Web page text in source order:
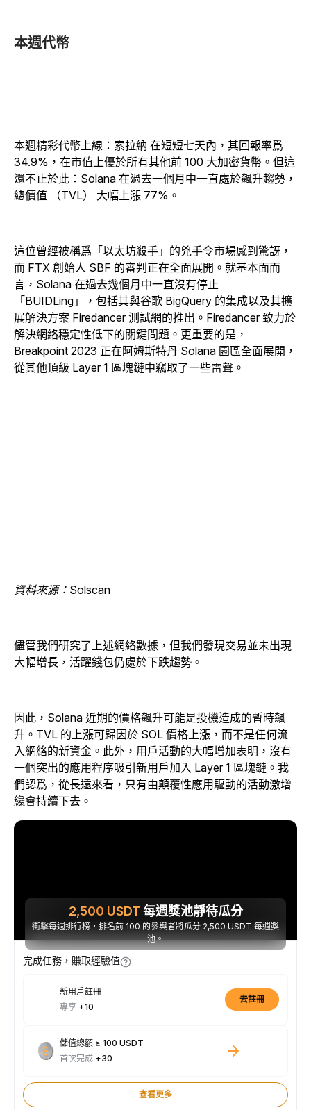
本週代幣
本週精彩代幣上線：索拉納 在短短七天內，其回報率爲
34.9%，在市值上優於所有其他前 100 大加密貨幣。但這
還不止於此：Solana 在過去一個月中一直處於飆升趨勢，
總價值 （TVL） 大幅上漲 77%。
這位曾經被稱爲「以太坊殺手」的兇手令市場感到驚訝，
而 FTX 創始人 SBF 的審判正在全面展開。就基本面而
言，Solana 在過去幾個月中一直沒有停止
「BUIDLing」，包括其與谷歌 BigQuery 的集成以及其擴
展解決方案 Firedancer 測試網的推出。Firedancer 致力於
解決網絡穩定性低下的關鍵問題。更重要的是，
Breakpoint 2023 正在阿姆斯特丹 Solana 園區全面展開，
從其他頂級 Layer 1 區塊鏈中竊取了一些雷聲。
資料來源：Solscan
儘管我們研究了上述網絡數據，但我們發現交易並未出現
大幅增長，活躍錢包仍處於下跌趨勢。
因此，Solana 近期的價格飆升可能是投機造成的暫時飆
升。TVL 的上漲可歸因於 SOL 價格上漲，而不是任何流
入網絡的新資金。此外，用戶活動的大幅增加表明，沒有
一個突出的應用程序吸引新用戶加入 Layer 1 區塊鏈。我
們認爲，從長遠來看，只有由顛覆性應用驅動的活動激增
纔會持續下去。
2,500 USDT 每週獎池靜待瓜分
衝擊每週排行榜，排名前 100 的參與者將瓜分 2,500 USDT 每週獎
池。
完成任務，賺取經驗值
新用戶註冊
專享 +10
去註冊
儲值總額 ≥ 100 USDT
首次完成 +30
查看更多